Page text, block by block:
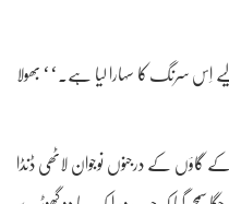
سرنگ کا سہارا لیا ہے۔‘‘ بھولا
گاؤں کے درجنوں نوجوان لاٹھی ڈنڈا